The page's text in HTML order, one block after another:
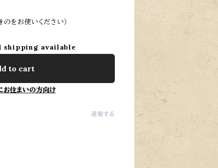
をお使いください）
available
to cart
お住まいの方向け
通報する